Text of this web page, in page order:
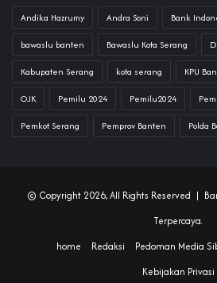
Andika Hazrumy Andra Soni Bank
bawaslu banten Bawaslu Kota Serang
Kabupaten Serang kota serang KPU
OJK Pemilu 2024 Pemilu2024
Pemkot Serang Pemprov Banten Polda
© Copyright 2026, All Rights Reserved |
Terpercaya.
home
Redaksi Pedoman Media
Kebijakan Privasi